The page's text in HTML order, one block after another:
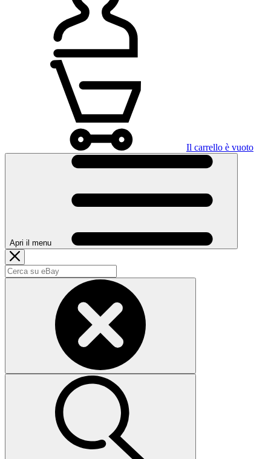
Il carrello è vuoto
Apri il menu